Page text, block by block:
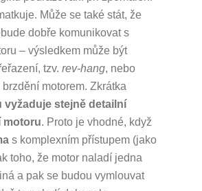
Může se také stát, že
dobře komunikovat s
– výsledkem může být
tzv. rev-hang, nebo
motorem. Zkrátka
vyžaduje stejně detailní
motoru. Proto je vhodné, když
s komplexním přístupem (jako
toho, že motor naladí jedna
a pak se budou vymlouvat